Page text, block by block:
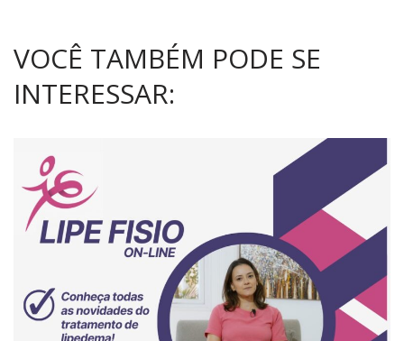
VOCÊ TAMBÉM PODE SE
INTERESSAR: